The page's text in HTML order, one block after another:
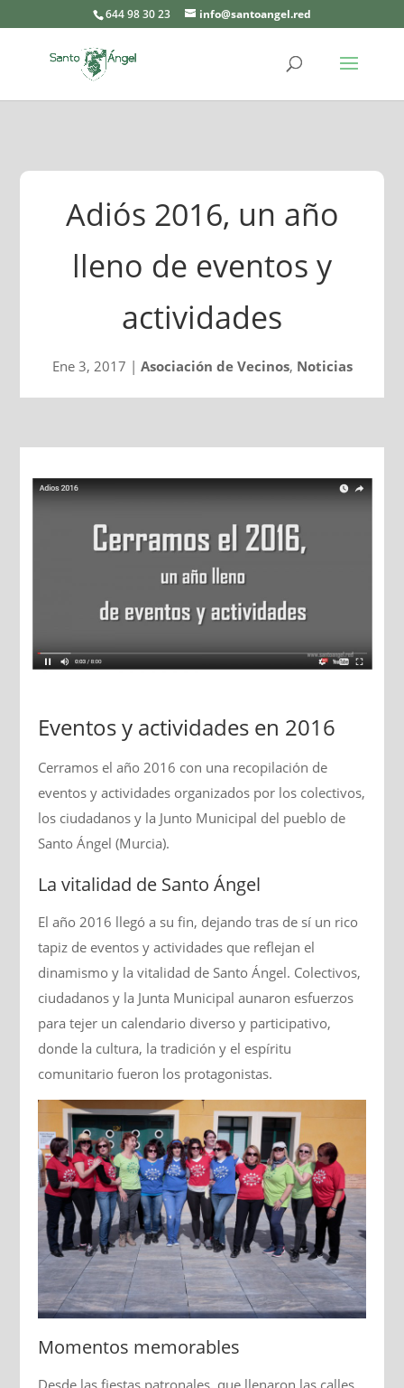
644 98 30 23 info@santoangel.red
Adiós 2016, un año
lleno de eventos y
actividades
Ene 3, 2017 | Asociación de Vecinos, Noticias
Eventos y actividades en 2016
Cerramos el año 2016 con una recopilación de
eventos y actividades organizados por los colectivos,
los ciudadanos y la Junto Municipal del pueblo de
Santo Ángel (Murcia).
La vitalidad de Santo Ángel
El año 2016 llegó a su fin, dejando tras de sí un rico
tapiz de eventos y actividades que reflejan el
dinamismo y la vitalidad de Santo Ángel. Colectivos,
ciudadanos y la Junta Municipal aunaron esfuerzos
para tejer un calendario diverso y participativo,
donde la cultura, la tradición y el espíritu
comunitario fueron los protagonistas.
Momentos memorables
Desde las fiestas patronales, que llenaron las calles